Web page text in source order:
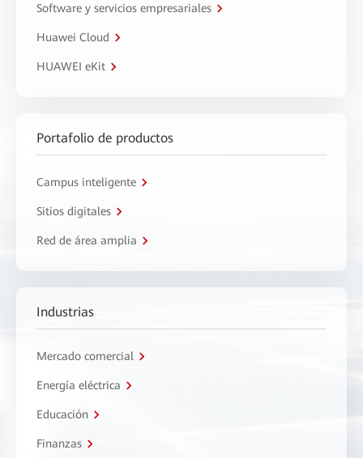
Software y servicios empresariales
Huawei Cloud
HUAWEI eKit
Portafolio de productos
Campus inteligente
Sitios digitales
Red de área amplia
Industrias
Mercado comercial
Energía eléctrica
Educación
Finanzas